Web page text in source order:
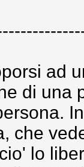
ad
di una
che
lo